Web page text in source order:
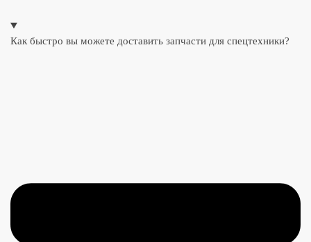
Как быстро вы можете доставить запчасти для спецтехники?